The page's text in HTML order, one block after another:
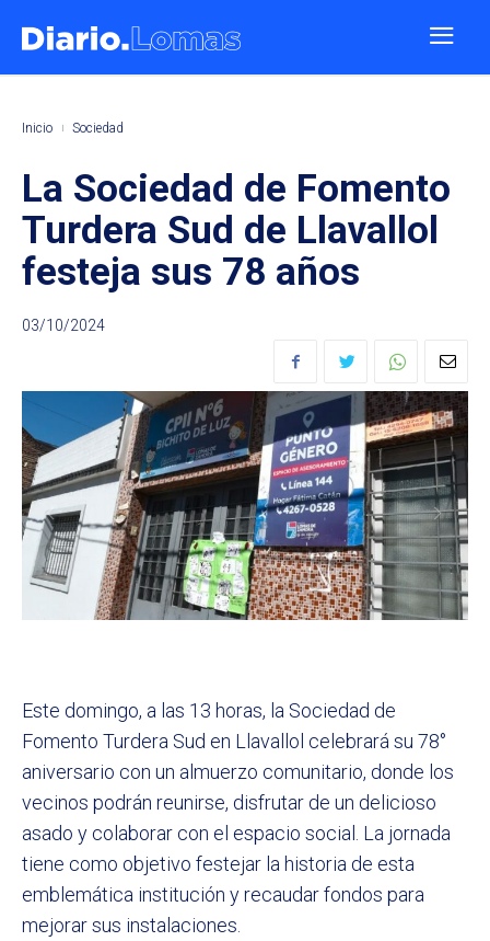
Inicio Sociedad
La Sociedad de Fomento
Turdera Sud de Llavallol
festeja sus 78 años
03/10/2024
Este domingo, a las 13 horas, la Sociedad de
Fomento Turdera Sud en Llavallol celebrará su 78°
aniversario con un almuerzo comunitario, donde los
vecinos podrán reunirse, disfrutar de un delicioso
asado y colaborar con el espacio social. La jornada
tiene como objetivo festejar la historia de esta
emblemática institución y recaudar fondos para
mejorar sus instalaciones.